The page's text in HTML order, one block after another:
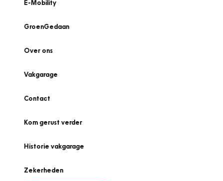
E-Mobility
GroenGedaan
Over ons
Vakgarage
Contact
Kom gerust verder
Historie vakgarage
Zekerheden